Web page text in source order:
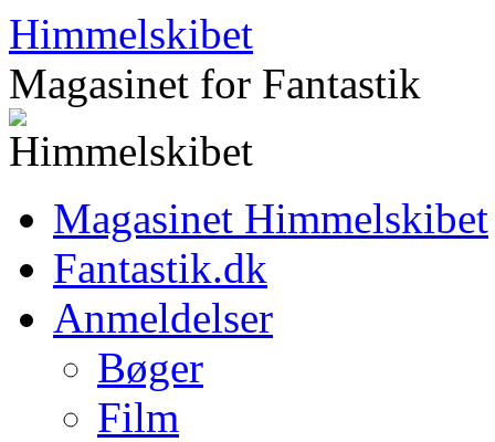
Hop
til
indhold
Himmelskibet
Magasinet for Fantastik
Magasinet Himmelskibet
Fantastik.dk
Anmeldelser
Bøger
Film